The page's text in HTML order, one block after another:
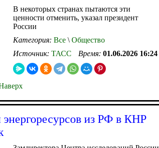
В некоторых странах пытаются эти
ценности отменить, указал президент
России
Категория: Все \ Общество
Источник: ТАСС Время: 01.06.2026 16:24
из РФ в КНР